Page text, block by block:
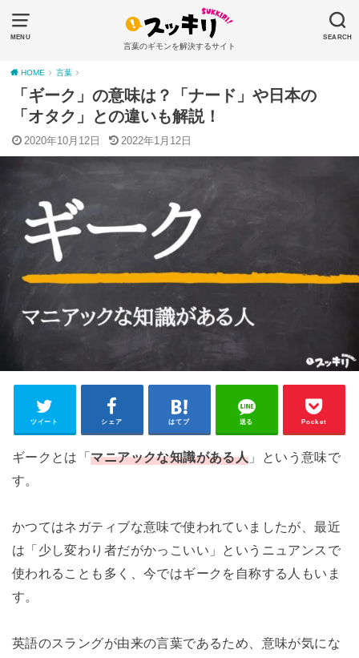
MENU SEARCH
言葉のギモンを解決するサイト
HOME 言葉
「ギーク」の意味は？「ナード」や日本の
「オタク」との違いも解説！
2020年10月12日 2022年1月12日
ツイート シェア はてブ 送る Pocket
ギークとは「マニアックな知識がある人 」という意味で
す。
かつてはネガティブな意味で使われていましたが、最近
は「少し変わり者だがかっこいい」というニュアンスで
使われることも多く、今ではギークを自称する人もいま
す。
英語のスラングが由来の言葉であるため、意味が気にな